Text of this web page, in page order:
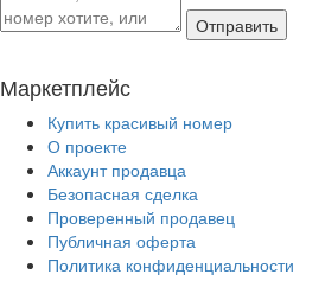
Отправить
Маркетплейс
Купить красивый номер
О проекте
Аккаунт продавца
Безопасная сделка
Проверенный продавец
Публичная оферта
Политика конфиденциальности